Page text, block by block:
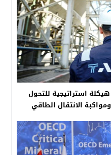
استراتيجية للتحول
الانتقال الطاقي